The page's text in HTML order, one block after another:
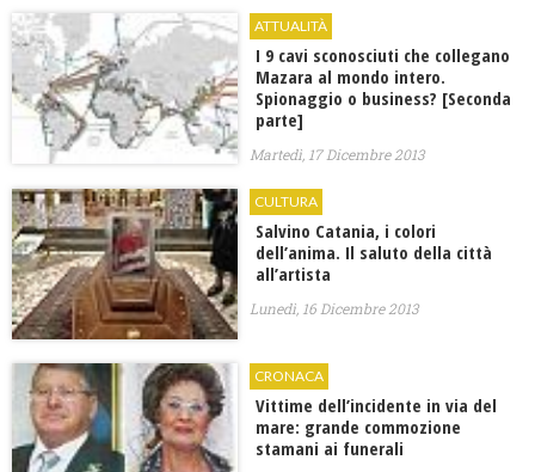
ATTUALITÀ
I 9 cavi sconosciuti che collegano
Mazara al mondo intero.
Spionaggio o business? [Seconda
parte]
Martedì, 17 Dicembre 2013
CULTURA
Salvino Catania, i colori
dell’anima. Il saluto della città
all’artista
Lunedì, 16 Dicembre 2013
CRONACA
Vittime dell’incidente in via del
mare: grande commozione
stamani ai funerali